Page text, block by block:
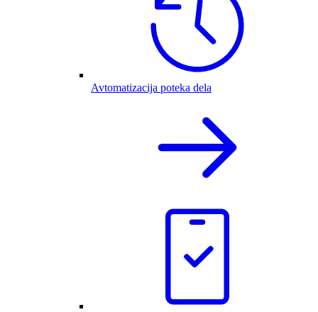
Avtomatizacija poteka dela